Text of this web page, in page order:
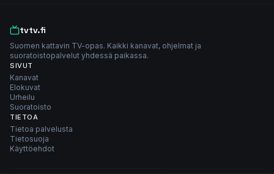
tvtv.fi
Suomen kattavin TV-opas. Kaikki kanavat, ohjelmat ja
suoratoistopalvelut yhdessä paikassa.
SIVUT
Kanavat
Elokuvat
Urheilu
Suoratoisto
TIETOA
Tietoa palvelusta
Tietosuoja
Käyttöehdot